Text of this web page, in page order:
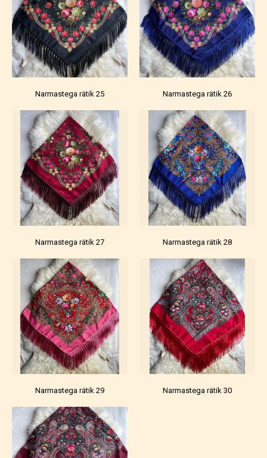
Narmastega rätik 25 Narmastega rätik 26
Narmastega rätik 27 Narmastega rätik 28
Narmastega rätik 29 Narmastega rätik 30